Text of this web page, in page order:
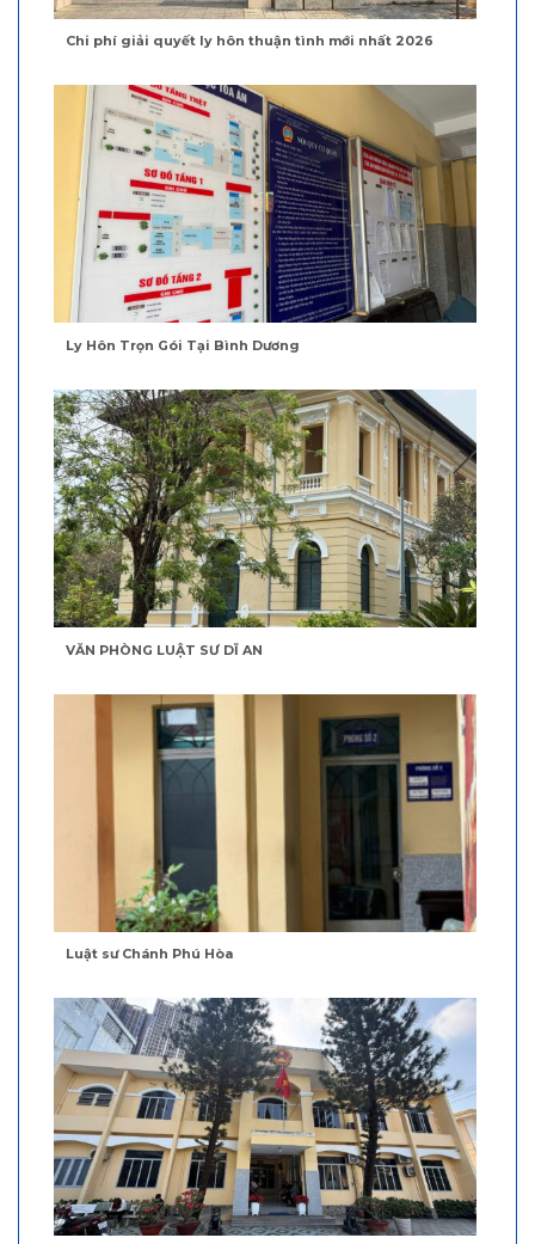
Chi phí giải quyết ly hôn thuận tình mới nhất 2026
Ly Hôn Trọn Gói Tại Bình Dương
VĂN PHÒNG LUẬT SƯ DĨ AN
Luật sư Chánh Phú Hòa